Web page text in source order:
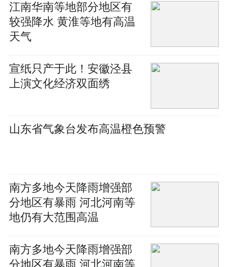
江南华南等地部分地区有
较强降水 黄淮等地有高温
天气
宣纸只产于此！安徽泾县
上演文化经济双面绣
山东省气象台发布高温橙色预警
南方多地今天降雨增强部
分地区有暴雨 河北河南等
地仍有大范围高温
南方多地今天降雨增强部
分地区有暴雨 河北河南等